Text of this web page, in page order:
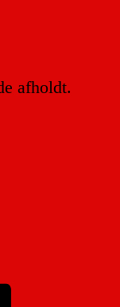
afholdt.